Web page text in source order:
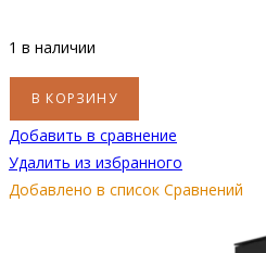
1 в наличии
Количество
товара
Каминокомплект
на
газу
В КОРЗИНУ
Добавить в сравнение
Удалить из избранного
Добавлено в список Сравнений